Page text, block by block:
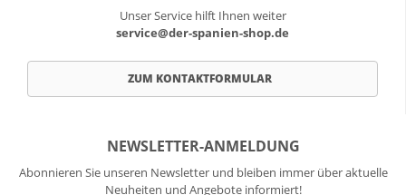
Unser Service hilft Ihnen weiter
service@der-spanien-shop.de
ZUM KONTAKTFORMULAR
NEWSLETTER-ANMELDUNG
Abonnieren Sie unseren Newsletter und bleiben immer über aktuelle
Neuheiten und Angebote informiert!